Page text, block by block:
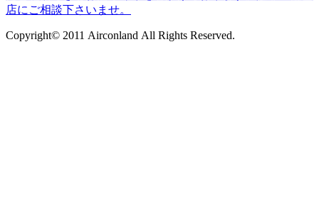
Copyright© 2011 Airconland All Rights Reserved.